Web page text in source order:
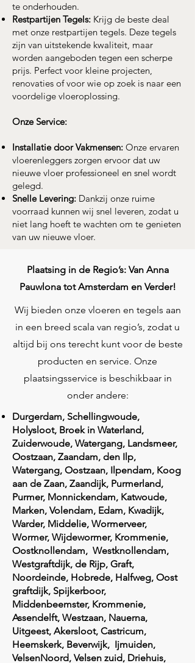
te onderhouden.
Restpartijen Tegels: Krijg de beste deal
met onze restpartijen tegels. Deze tegels
zijn van uitstekende kwaliteit, maar
worden aangeboden tegen een scherpe
prijs. Perfect voor kleine projecten,
renovaties of voor wie op zoek is naar een
voordelige vloeroplossing.
Onze Service:
Installatie door Vakmensen: Onze ervaren
vloerenleggers zorgen ervoor dat uw
nieuwe vloer professioneel en snel wordt
gelegd.
Snelle Levering: Dankzij onze ruime
voorraad kunnen wij snel leveren, zodat u
niet lang hoeft te wachten om te genieten
van uw nieuwe vloer.
Plaatsing in de Regio’s: Van Anna
Pauwlona tot Amsterdam en Verder!
Wij bieden onze vloeren en tegels aan
in een breed scala van regio’s, zodat u
altijd bij ons terecht kunt voor de beste
producten en service. Onze
plaatsingsservice is beschikbaar in
onder andere:
Durgerdam, Schellingwoude,
Holysloot, Broek in Waterland,
Zuiderwoude, Watergang, Landsmeer,
Oostzaan, Zaandam, den Ilp,
Watergang, Oostzaan, Ilpendam, Koog
aan de Zaan, Zaandijk, Purmerland,
Purmer, Monnickendam, Katwoude,
Marken, Volendam, Edam, Kwadijk,
Warder, Middelie, Wormerveer,
Wormer, Wijdewormer, Krommenie,
Oostknollendam, Westknollendam,
Westgraftdijk, de Rijp, Graft,
Noordeinde, Hobrede, Halfweg, Oost
graftdijk, Spijkerboor,
Middenbeemster, Krommenie,
Assendelft, Westzaan, Nauerna,
Uitgeest, Akersloot, Castricum,
Heemskerk, Beverwijk, Ijmuiden,
VelsenNoord, Velsen zuid, Driehuis,